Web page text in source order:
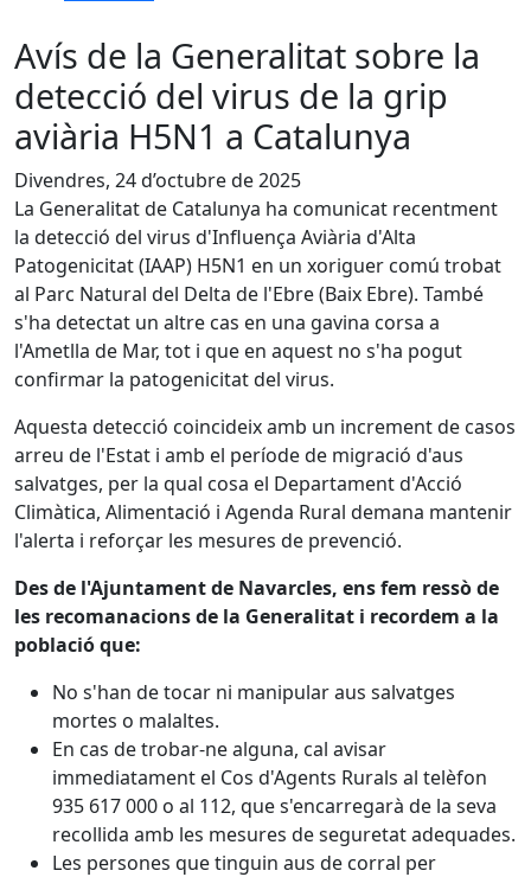
Avís de la Generalitat sobre la
detecció del virus de la grip
aviària H5N1 a Catalunya
Divendres, 24 d’octubre de 2025
La Generalitat de Catalunya ha comunicat recentment
la detecció del virus d'Influença Aviària d'Alta
Patogenicitat (IAAP) H5N1 en un xoriguer comú trobat
al Parc Natural del Delta de l'Ebre (Baix Ebre). També
s'ha detectat un altre cas en una gavina corsa a
l'Ametlla de Mar, tot i que en aquest no s'ha pogut
confirmar la patogenicitat del virus.
Aquesta detecció coincideix amb un increment de casos
arreu de l'Estat i amb el període de migració d'aus
salvatges, per la qual cosa el Departament d'Acció
Climàtica, Alimentació i Agenda Rural demana mantenir
l'alerta i reforçar les mesures de prevenció.
Des de l'Ajuntament de Navarcles, ens fem ressò de
les recomanacions de la Generalitat i recordem a la
població que:
No s'han de tocar ni manipular aus salvatges
mortes o malaltes.
En cas de trobar-ne alguna, cal avisar
immediatament el Cos d'Agents Rurals al telèfon
935 617 000 o al 112, que s'encarregarà de la seva
recollida amb les mesures de seguretat adequades.
Les persones que tinguin aus de corral per